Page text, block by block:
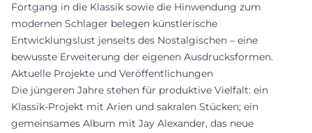
Fortgang in die Klassik sowie die Hinwendung zum
modernen Schlager belegen künstlerische
Entwicklungslust jenseits des Nostalgischen – eine
bewusste Erweiterung der eigenen Ausdrucksformen.
Aktuelle Projekte und Veröffentlichungen
Die jüngeren Jahre stehen für produktive Vielfalt: ein
Klassik-Projekt mit Arien und sakralen Stücken; ein
gemeinsames Album mit Jay Alexander, das neue